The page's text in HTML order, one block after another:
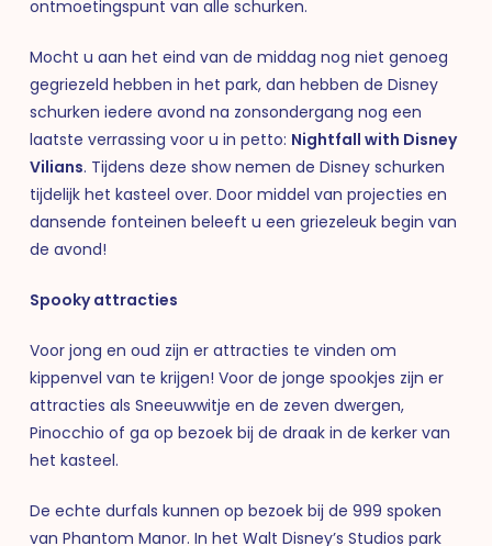
ontmoetingspunt van alle schurken.
Mocht u aan het eind van de middag nog niet genoeg
gegriezeld hebben in het park, dan hebben de Disney
schurken iedere avond na zonsondergang nog een
laatste verrassing voor u in petto: Nightfall with Disney
Vilians. Tijdens deze show nemen de Disney schurken
tijdelijk het kasteel over. Door middel van projecties en
dansende fonteinen beleeft u een griezeleuk begin van
de avond!
Spooky attracties
Voor jong en oud zijn er attracties te vinden om
kippenvel van te krijgen! Voor de jonge spookjes zijn er
attracties als Sneeuwwitje en de zeven dwergen,
Pinocchio of ga op bezoek bij de draak in de kerker van
het kasteel.
De echte durfals kunnen op bezoek bij de 999 spoken
van Phantom Manor. In het Walt Disney’s Studios park